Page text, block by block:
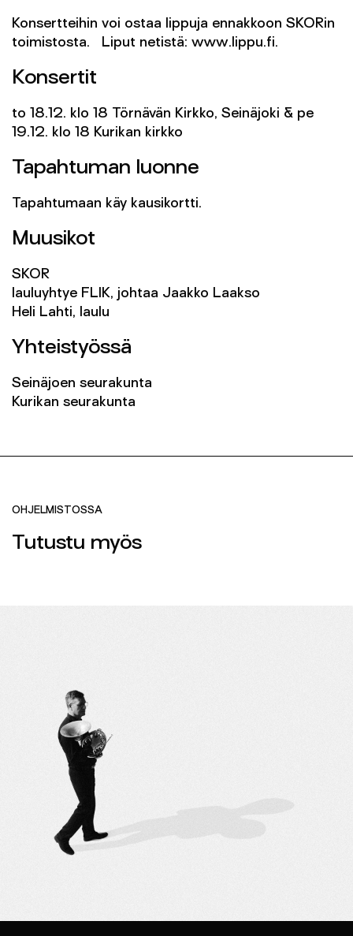
Konsertteihin voi ostaa lippuja ennakkoon SKORin
toimistosta. Liput netistä: www.lippu.fi.
Konsertit
to 18.12. klo 18 Törnävän Kirkko, Seinäjoki & pe
19.12. klo 18 Kurikan kirkko
Tapahtuman luonne
Tapahtumaan käy kausikortti.
Muusikot
SKOR
lauluyhtye FLIK, johtaa Jaakko Laakso
Heli Lahti, laulu
Yhteistyössä
Seinäjoen seurakunta
Kurikan seurakunta
OHJELMISTOSSA
Tutustu myös